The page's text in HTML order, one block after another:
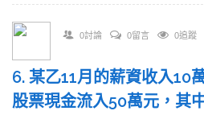
0討論 0留言 0追蹤
6. 某乙11月的薪資收入10
股票現金流入50萬元，其